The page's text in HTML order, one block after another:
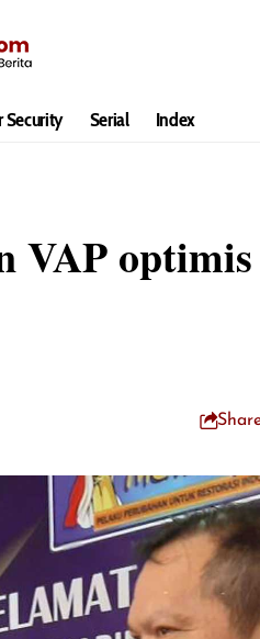
Security Serial Index
VAP